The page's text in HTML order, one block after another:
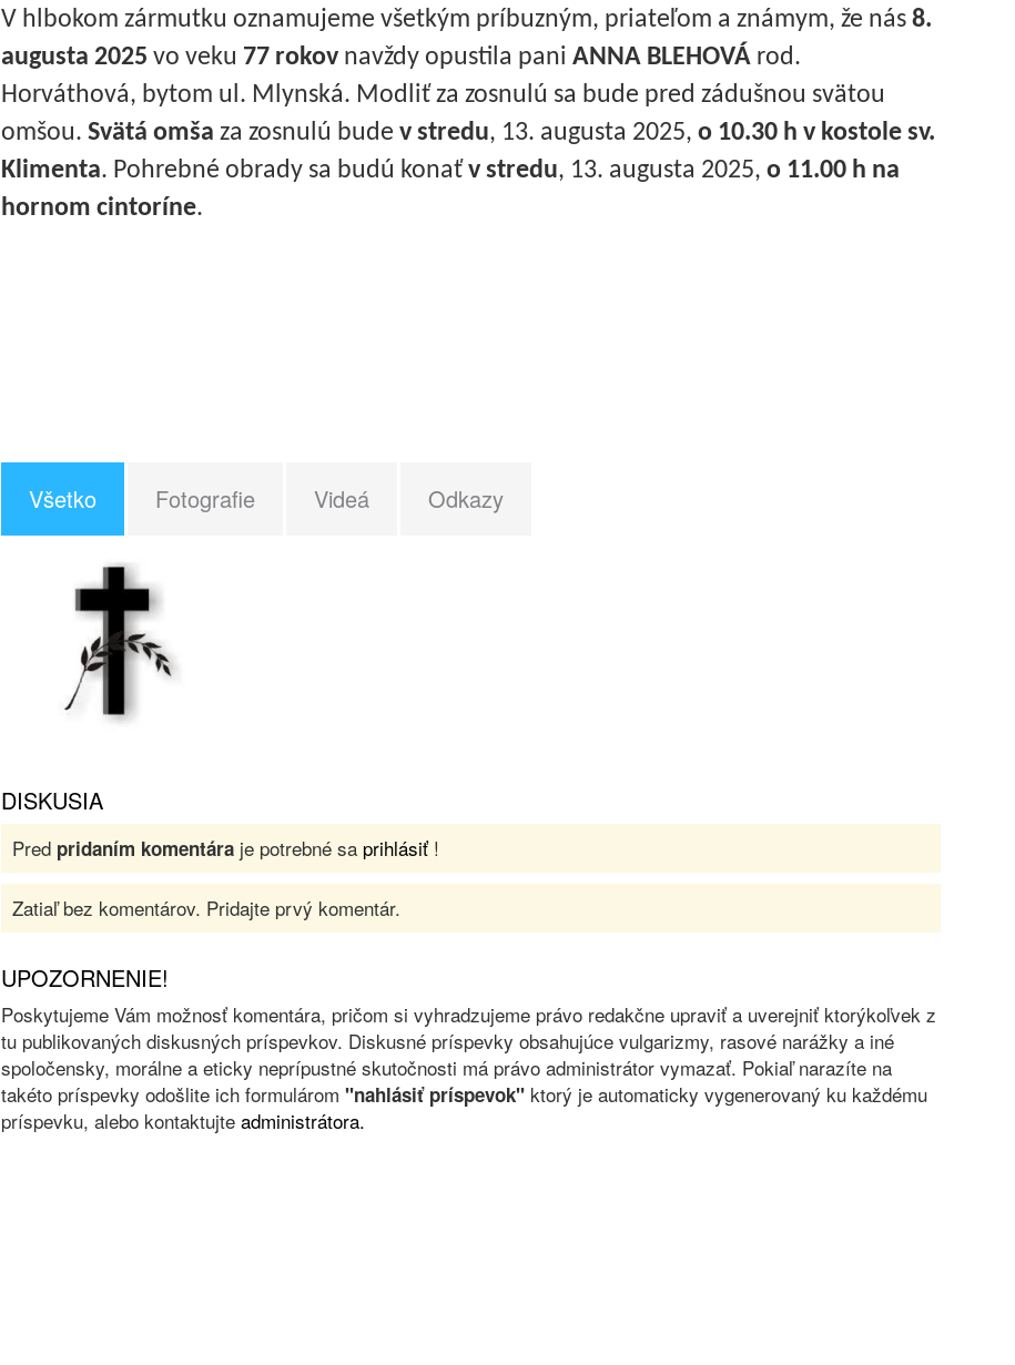
V hlbokom zármutku oznamujeme všetkým príbuzným, priateľom a známym, že nás 8.
augusta 2025 vo veku 77 rokovnavždy opustila pani ANNA BLEHOVÁrod.
Horváthová, bytom ul. Mlynská. Modliť za zosnulú sa bude pred zádušnou svätou
omšou. Svätá omša za zosnulú bude v stredu, 13. augusta 2025, o 10.30 h v kostole sv.
Klimenta. Pohrebné obrady sa budú konať v stredu, 13. augusta 2025, o 11.00 h na
hornom cintoríne.
Všetko Fotografie Videá Odkazy
DISKUSIA
Pred pridaním komentáraje potrebné sa prihlásiť!
Zatiaľ bez komentárov. Pridajte prvý komentár.
UPOZORNENIE!
Poskytujeme Vám možnosť komentára, pričom si vyhradzujeme právo redakčne upraviť a uverejniť ktorýkoľvek z
tu publikovaných diskusných príspevkov. Diskusné príspevky obsahujúce vulgarizmy, rasové narážky a iné
spoločensky, morálne a eticky neprípustné skutočnosti má právo administrátor vymazať. Pokiaľ narazíte na
takéto príspevky odošlite ich formulárom "nahlásiť príspevok"ktorý je automaticky vygenerovaný ku každému
príspevku, alebo kontaktujte administrátora.